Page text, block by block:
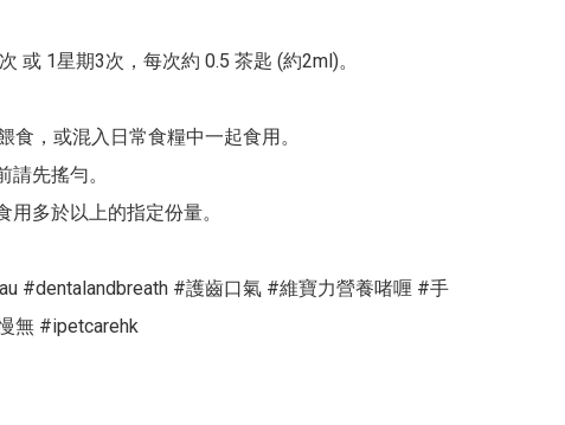
或 1星期3次，每次約 0.5 茶匙 (約2ml)。
食，或混入日常食糧中一起食用。
請先搖勻。
用多於以上的指定份量。
#dentalandbreath #護齒口氣 #維寶力營養啫喱 #手
無 #ipetcarehk